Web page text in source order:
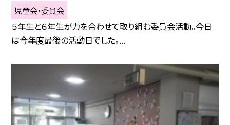
児童会・委員会
５年生と６年生が力を合わせて取り組む委員会活動。今日
は今年度最後の活動日でした。...